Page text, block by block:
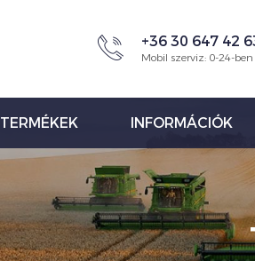
+36 30 647 42
Mobil szerviz: 0-24-
TERMÉKEK INFORMÁCIÓK